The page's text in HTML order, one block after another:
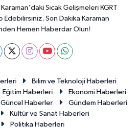
Sıcak Gelişmeleri KGRT
Edebilirsiniz. Son Dakika Karaman
Hemen Haberdar Olun!
Bilim ve Teknoloji Haberleri
Eğitim Haberleri
Ekonomi Haberleri
Güncel Haberler
Gündem Haberleri
Kültür ve Sanat Haberleri
Politika Haberleri